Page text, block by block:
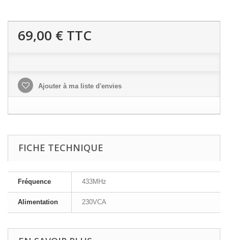
69,00 € TTC
Ajouter à ma liste d'envies
FICHE TECHNIQUE
Fréquence 433MHz
Alimentation 230VCA